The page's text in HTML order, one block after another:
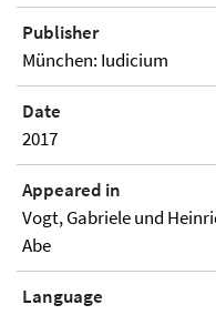
Publisher
München: Iudicium
Date
2017
Appeared in
Vogt, Gabriele und
Abe
Language